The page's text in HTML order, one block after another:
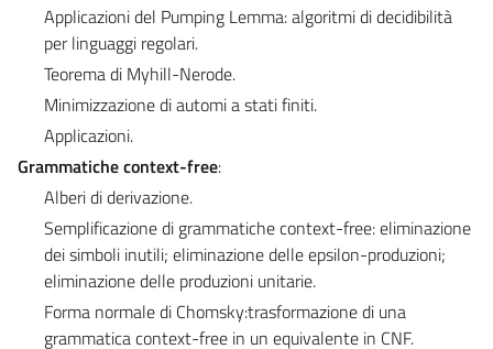
Applicazioni del Pumping Lemma: algoritmi di decidibilità
per linguaggi regolari.
Teorema di Myhill-Nerode.
Minimizzazione di automi a stati finiti.
Applicazioni.
Grammatiche context-free:
Alberi di derivazione.
Semplificazione di grammatiche context-free: eliminazione
dei simboli inutili; eliminazione delle epsilon-produzioni;
eliminazione delle produzioni unitarie.
Forma normale di Chomsky:trasformazione di una
grammatica context-free in un equivalente in CNF.